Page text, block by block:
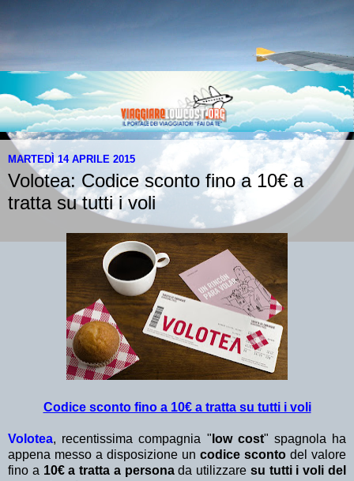
MARTEDÌ 14 APRILE 2015
Volotea: Codice sconto fino a 10€ a
tratta su tutti i voli
Codice sconto fino a 10€ a tratta su tutti i voli
Volotea, recentissima compagnia " low cost" spagnola ha
appena messo a disposizione un codice sconto del valore
fino a 10€ a tratta a personada utilizzare su tutti i voli del